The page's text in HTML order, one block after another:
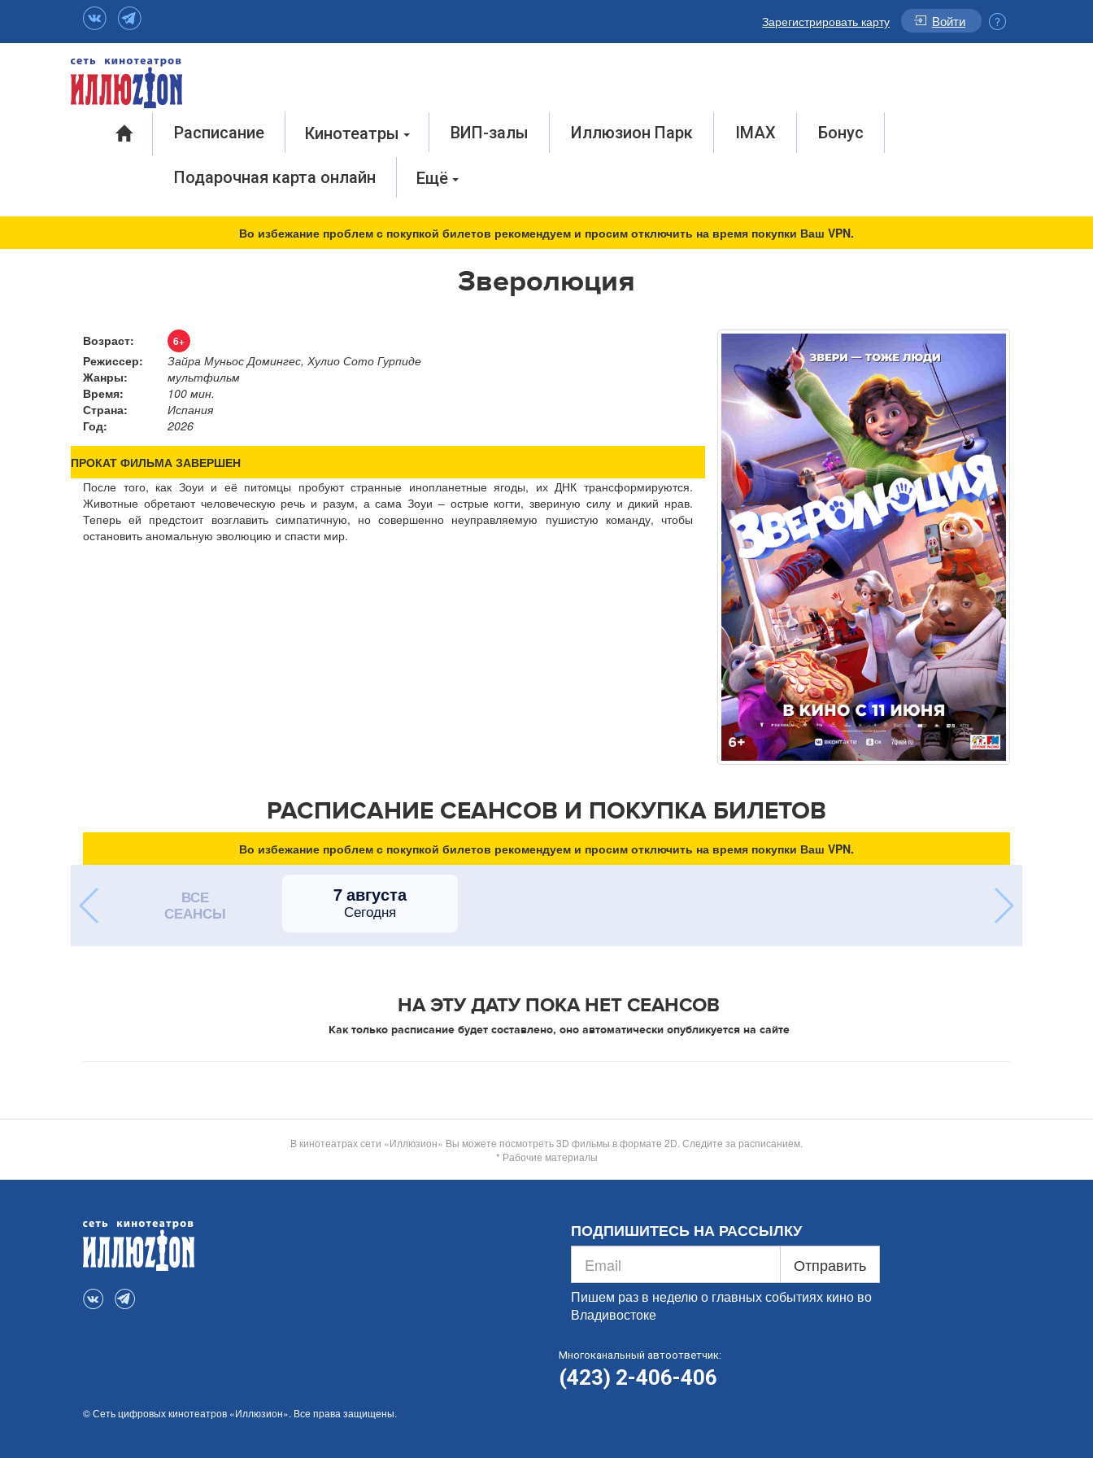
Зарегистрировать карту Войти
Расписание Кинотеатры ВИП-залы Иллюзион Парк IMAX Бонус
Подарочная карта онлайн Ещё
Во избежание проблем с покупкой билетов рекомендуем и просим отключить на время покупки Ваш VPN.
Зверолюция
Возраст: 6+
Режиссер:
Зайра Муньос Домингес, Хулио Сото Гурпиде
Жанры:
мультфильм
Время:
100 мин.
Страна:
Испания
Год:
2026
ПРОКАТ ФИЛЬМА ЗАВЕРШЕН
После того, как Зоуи и её питомцы пробуют странные инопланетные ягоды, их ДНК трансформируются.
Животные обретают человеческую речь и разум, а сама Зоуи – острые когти, звериную силу и дикий нрав.
Теперь ей предстоит возглавить симпатичную, но совершенно неуправляемую пушистую команду, чтобы
остановить аномальную эволюцию и спасти мир.
РАСПИСАНИЕ СЕАНСОВ И ПОКУПКА БИЛЕТОВ
Во избежание проблем с покупкой билетов рекомендуем и просим отключить на время покупки Ваш VPN.
ВСЕ
СЕАНСЫ
7 августа
Сегодня
НА ЭТУ ДАТУ ПОКА НЕТ СЕАНСОВ
Как только расписание будет составлено, оно автоматически опубликуется на сайте
В кинотеатрах сети «Иллюзион» Вы можете посмотреть 3D фильмы в формате 2D. Следите за расписанием.
* Рабочие материалы
ПОДПИШИТЕСЬ НА РАССЫЛКУ
Отправить
Пишем раз в неделю о главных событиях кино во
Владивостоке
Многоканальный автоответчик:
(423) 2-406-406
© Сеть цифровых кинотеатров «Иллюзион». Все права защищены.